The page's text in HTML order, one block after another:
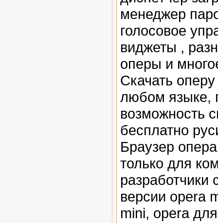
менеджер
голосовое
виджеты ,
оперы и
Скачать
любом языке,
возможность
бесплатно
Браузер
только для
разработчики
версии opera
mini, opera для